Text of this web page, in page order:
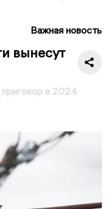
Важная новость
вынесут
в 2024